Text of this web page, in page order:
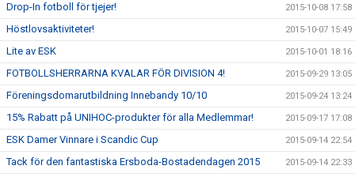
Drop-In fotboll för tjejer! 2015-10-08 17:58
Höstlovsaktiviteter! 2015-10-07 15:49
Lite av ESK 2015-10-01 18:16
FOTBOLLSHERRARNA KVALAR FÖR DIVISION 4! 2015-09-29 13:05
Föreningsdomarutbildning Innebandy 10/10 2015-09-24 13:24
15% Rabatt på UNIHOC-produkter för alla Medlemmar! 2015-09-17 17:08
ESK Damer Vinnare i Scandic Cup 2015-09-14 22:54
Tack för den fantastiska Ersboda-Bostadendagen 2015 2015-09-14 22:33